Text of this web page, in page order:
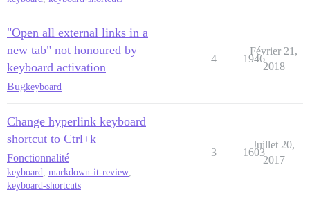
"Open all external links in a
new tab" not honoured by
keyboard activation
Bugkeyboard
4 1946
Février 21,
2018
Change hyperlink keyboard
shortcut to Ctrl+k
Fonctionnalité
keyboard, markdown-it-review,
keyboard-shortcuts
3 1603
Juillet 20,
2017